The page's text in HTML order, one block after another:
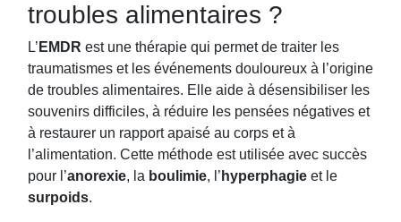
troubles alimentaires ?
L’ EMDR est une thérapie qui permet de traiter les
traumatismes et les événements douloureux à l’origine
de troubles alimentaires. Elle aide à désensibiliser les
souvenirs difficiles, à réduire les pensées négatives et
à restaurer un rapport apaisé au corps et à
l’alimentation. Cette méthode est utilisée avec succès
pour l’anorexie, la boulimie, l’ hyperphagie et le
surpoids.